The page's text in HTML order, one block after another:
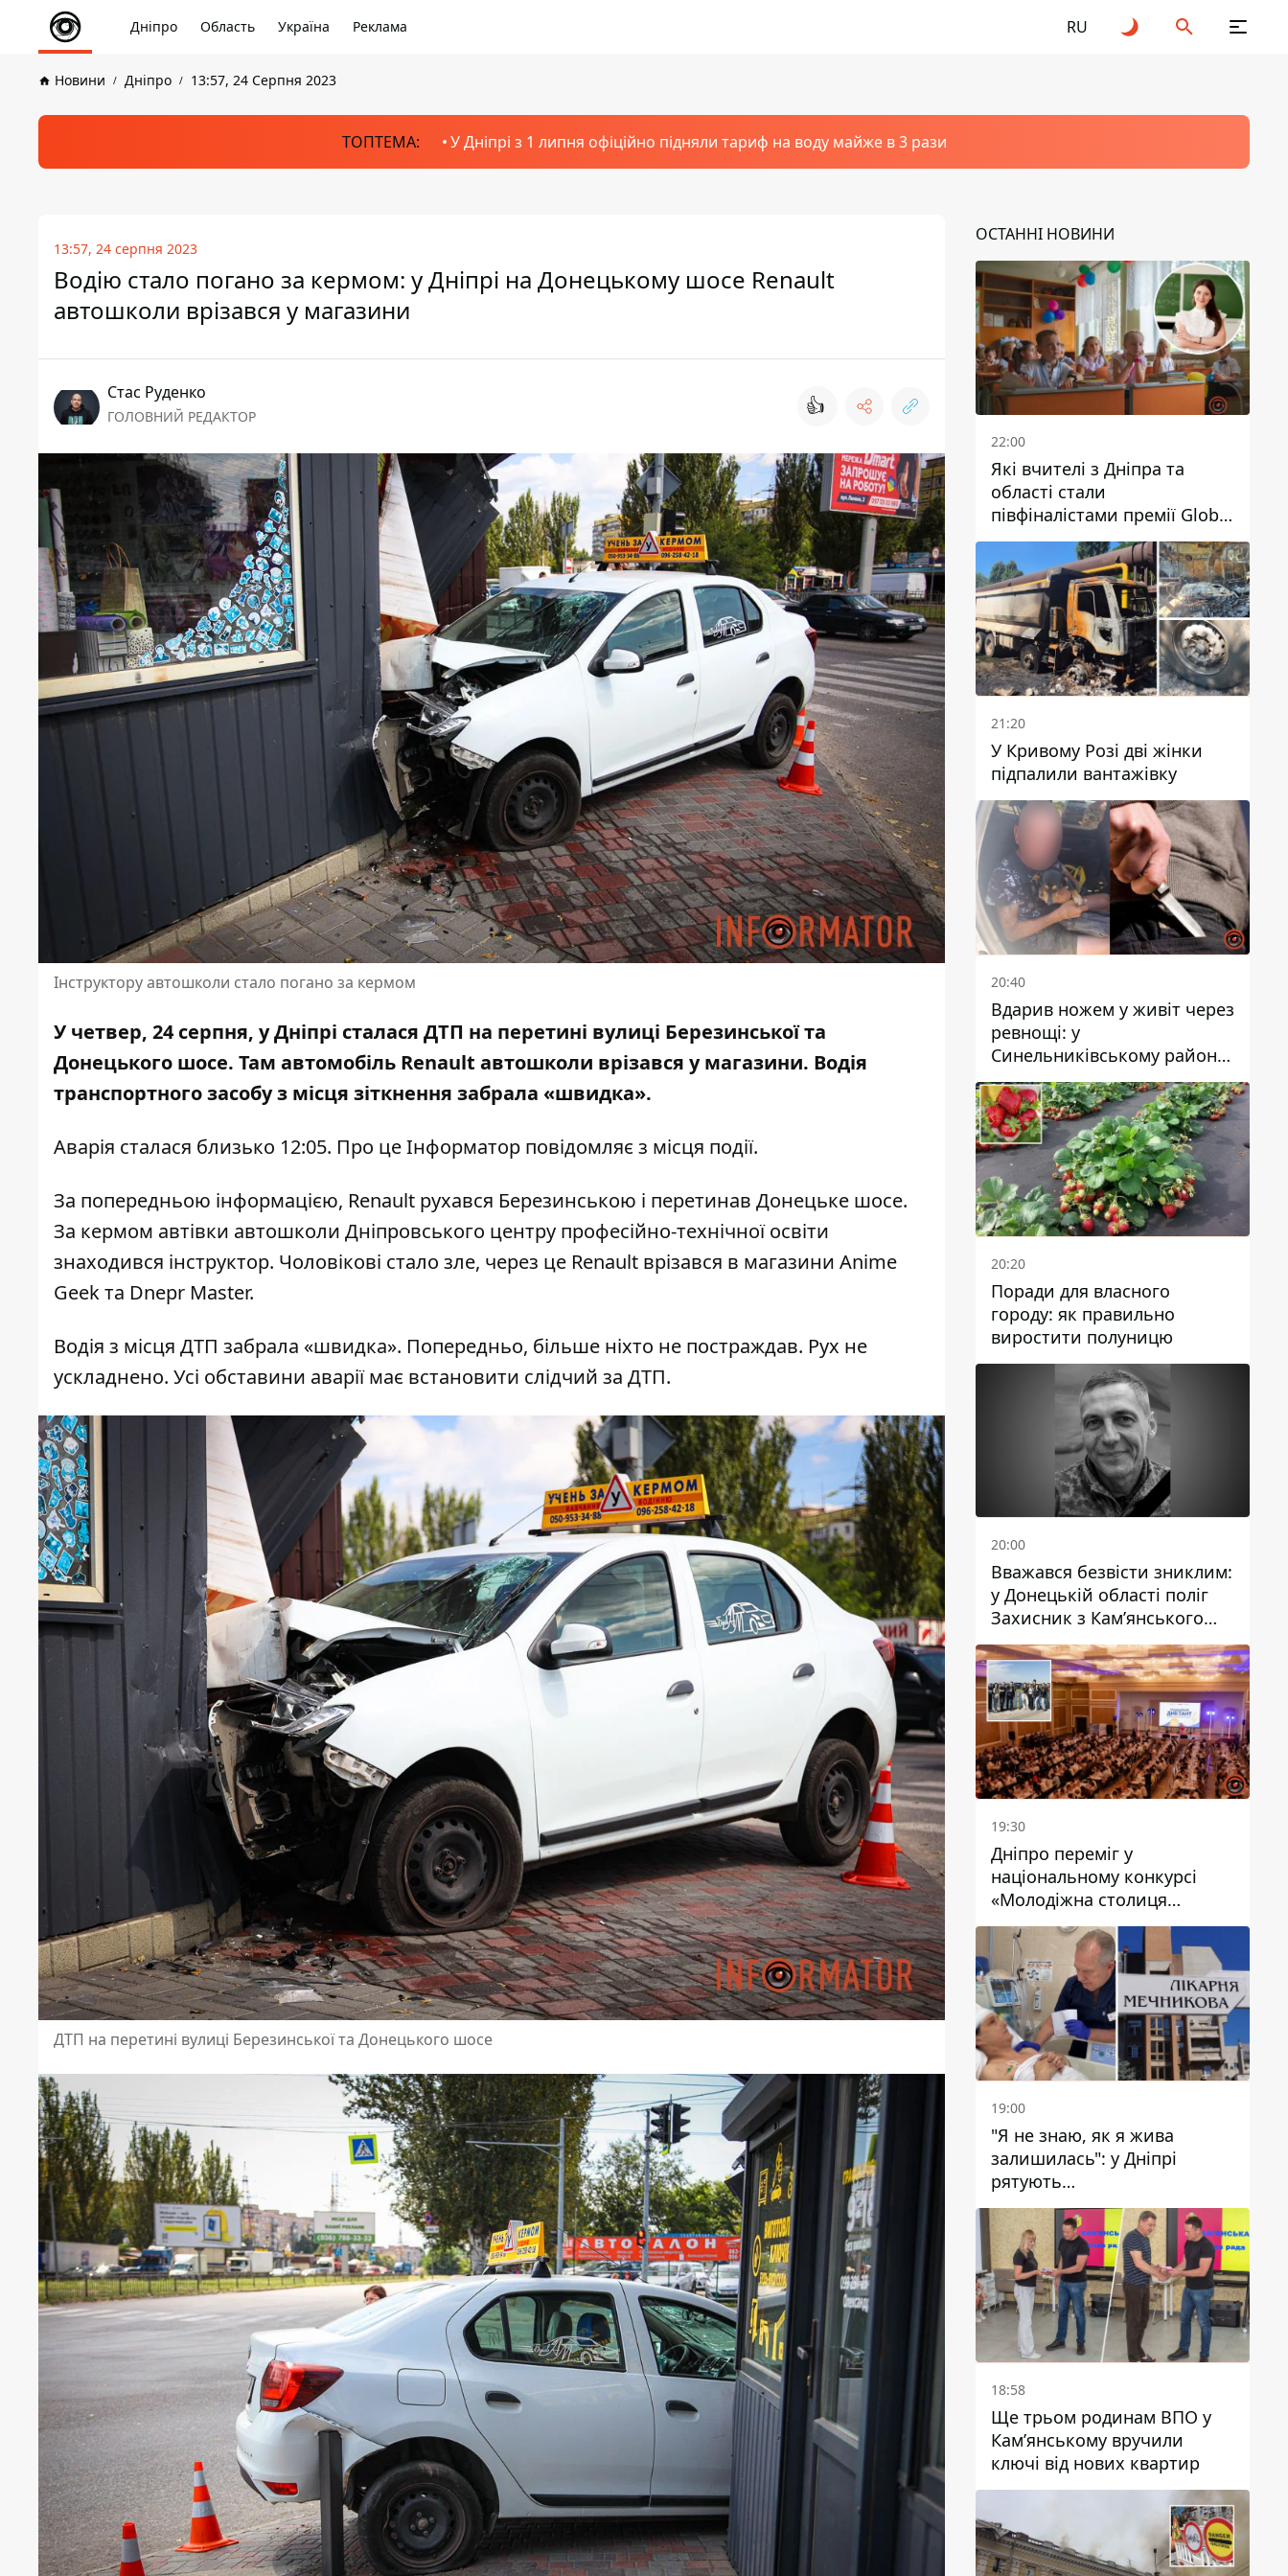
Дніпро Область Україна Реклама RU
Новини Дніпро 13:57, 24 Серпня 2023
ТОПТЕМА: У Дніпрі з 1 липня офіційно підняли тариф на воду майже в 3 рази
13:57, 24 серпня 2023
Водію стало погано за кермом: у Дніпрі на Донецькому шосе Renault
автошколи врізався у магазини
Стас Руденко
ГОЛОВНИЙ РЕДАКТОР 👍
Інструктору автошколи стало погано за кермом
У четвер, 24 серпня, у Дніпрі сталася ДТП на перетині вулиці Березинської та
Донецького шосе. Там автомобіль Renault автошколи врізався у магазини. Водія
транспортного засобу з місця зіткнення забрала «швидка».
Аварія сталася близько 12:05. Про це Інформатор повідомляє з місця події.
За попередньою інформацією, Renault рухався Березинською і перетинав Донецьке шосе.
За кермом автівки автошколи Дніпровського центру професійно-технічної освіти
знаходився інструктор. Чоловікові стало зле, через це Renault врізався в магазини Anime
Geek та Dnepr Master.
Водія з місця ДТП забрала «швидка». Попередньо, більше ніхто не постраждав. Рух не
ускладнено. Усі обставини аварії має встановити слідчий за ДТП.
ДТП на перетині вулиці Березинської та Донецького шосе
ОСТАННІ НОВИНИ
22:00
Які вчителі з Дніпра та
області стали
півфіналістами премії Global
Teacher Prize Ukraine 2026
21:20
У Кривому Розі дві жінки
підпалили вантажівку
20:40
Вдарив ножем у живіт через
ревнощі: у
Синельниківському районі
затримали 49-річного
чоловіка за вбивство
20:20
Поради для власного
городу: як правильно
виростити полуницю
20:00
Вважався безвісти зниклим:
у Донецькій області поліг
Захисник з Кам’янського
Антон Красовський
19:30
Дніпро переміг у
національному конкурсі
«Молодіжна столиця
України – 2026»
19:00
"Я не знаю, як я жива
залишилась": у Дніпрі
рятують
військовослужбовицю та
мати чотирьох дітей, яку
поранив КАБ
18:58
Ще трьом родинам ВПО у
Кам’янському вручили
ключі від нових квартир